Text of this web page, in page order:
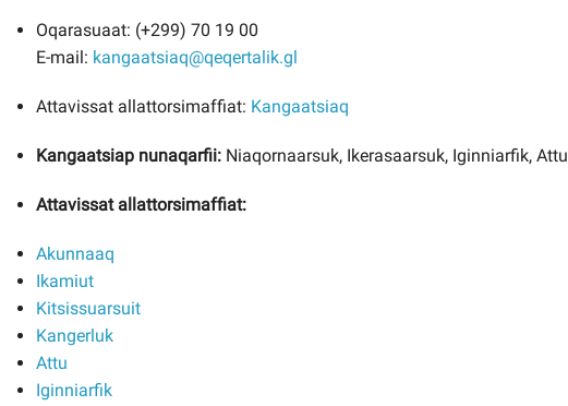
Oqarasuaat: (+299) 70 19 00
E-mail: kangaatsiaq@qeqertalik.gl
Attavissat allattorsimaffiat: Kangaatsiaq
Kangaatsiap nunaqarfii: Niaqornaarsuk, Ikerasaarsuk, Iginniarfik, Attu
Attavissat allattorsimaffiat:
Akunnaaq
Ikamiut
Kitsissuarsuit
Kangerluk
Attu
Iginniarfik